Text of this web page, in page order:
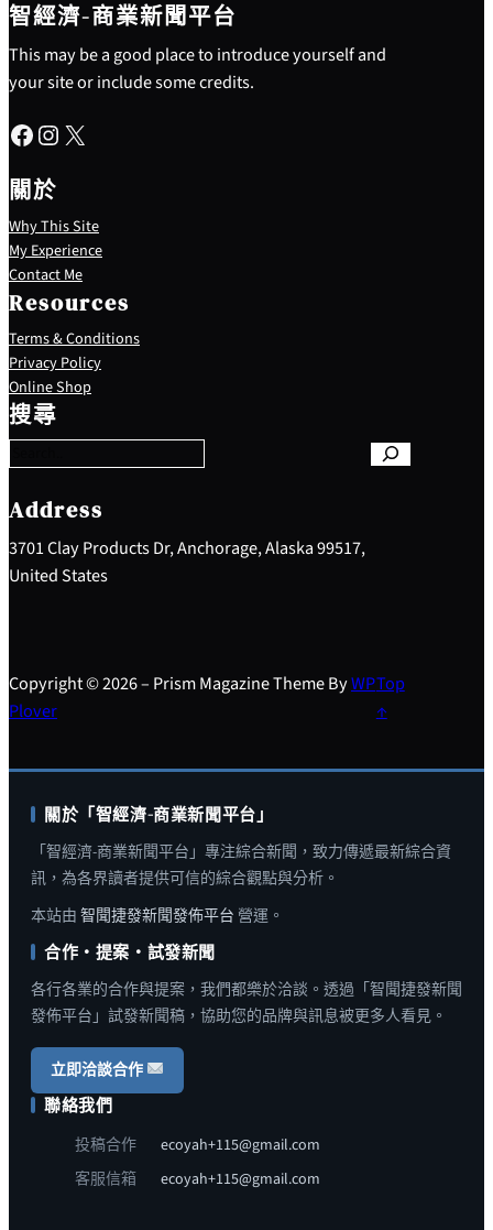
智經濟-商業新聞平台
This may be a good place to introduce yourself and
your site or include some credits.
Facebook Instagram X
關於
Why This Site
My Experience
Contact Me
Resources
Terms & Conditions
Privacy Policy
Online Shop
搜尋
S
e
a
c
h
Address
3701 Clay Products Dr, Anchorage, Alaska 99517,
United States
Copyright © 2026 – Prism Magazine Theme ByWP
Plover
Top
↑
關於「智經濟-商業新聞平台」
「智經濟-商業新聞平台」專注綜合新聞，致力傳遞最新綜合資
訊，為各界讀者提供可信的綜合觀點與分析。
本站由 智聞捷發新聞發佈平台 營運。
合作・提案・試發新聞
各行各業的合作與提案，我們都樂於洽談。透過「智聞捷發新聞
發佈平台」試發新聞稿，協助您的品牌與訊息被更多人看見。
立即洽談合作
聯絡我們
投稿合作
ecoyah+115@gmail.com
客服信箱
ecoyah+115@gmail.com